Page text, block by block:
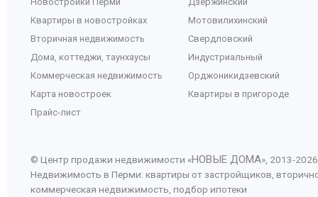
Квартиры в новостройках
Вторичная недвижимость
Дома, коттеджи, таунхаусы
Коммерческая недвижимость
Карта новостроек
Прайс-лист
Мотовилихинский
Свердловский
Индустриальный
Орджоникидзевский
Квартиры в пригороде
© Центр продажи недвижимости «НОВЫЕ ДОМА», 2013-2026
Недвижимость в Перми: квартиры от застройщиков,
коммерческая недвижимость, подбор ипотеки